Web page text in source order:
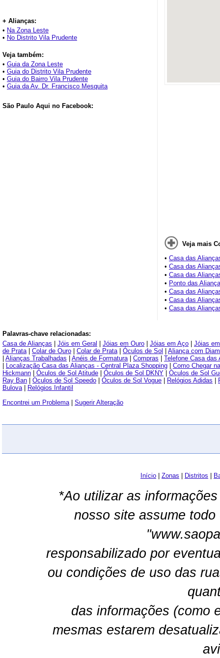
+ Alianças:
• Na Zona Leste
• No Distrito Vila Prudente
Veja também:
• Guia da Zona Leste
• Guia do Distrito Vila Prudente
• Guia do Bairro Vila Prudente
• Guia da Av. Dr. Francisco Mesquita
São Paulo Aqui no Facebook:
Veja mais
• Casa das
• Casa das
• Casa das
• Ponto das
• Casa das
• Casa das
• Casa das
Palavras-chave relacionadas:
Casa de Alianças
Jóis em Geral Jóias em Ouro Jóias em Aço
Jóias
de Prata| Colar de Ouro Colar de Prata| Óculos de Sol
Aliança com
Alianças Trabalhadas Anéis de Formatura| Compras
Telefone Casa das
Localização Casa das Alianças - Central Plaza Shopping
Como Chegar
Hickmann
Óculos de Sol Atitude Óculos de Sol DKNY
Óculos de Sol
Ray Ban
Óculos de Sol Speedo Óculos de Sol Vogue Relógios Adidas
Bulova|
Relógios Infantil
Encontrei um Problema| Sugerir Alteração
Início Zonas Distritos
*Ao utilizar as
nosso site assume
responsabilizado por
ou condições de uso das
das informações (como
mesmas estarem